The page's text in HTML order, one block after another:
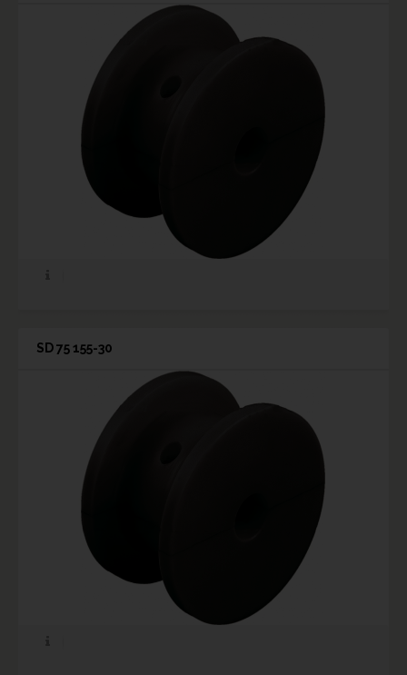
SD 75 155-30